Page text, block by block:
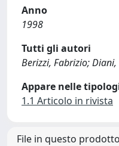
Anno
1998
Tutti gli autori
Berizzi, Fabrizio;
Appare nelle
1.1 Articolo in rivista
File in questo